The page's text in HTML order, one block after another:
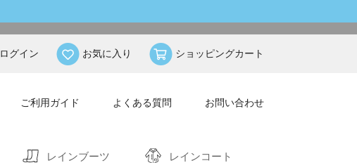
ログイン お気に入り ショッピングカート
ご利用ガイド よくある質問 お問い合わせ
レインブーツ レインコート